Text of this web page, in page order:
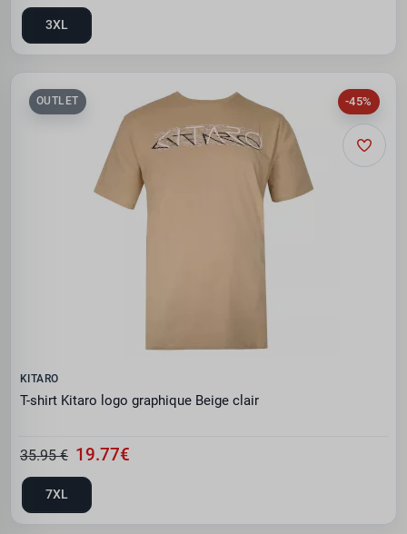
3XL
-45%
OUTLET
KITARO
T-shirt Kitaro logo graphique Beige clair
35.95 € 19.77€
7XL